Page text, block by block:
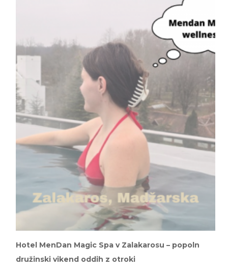
Hotel MenDan Magic Spa v Zalakarosu – popoln
družinski vikend oddih z otroki